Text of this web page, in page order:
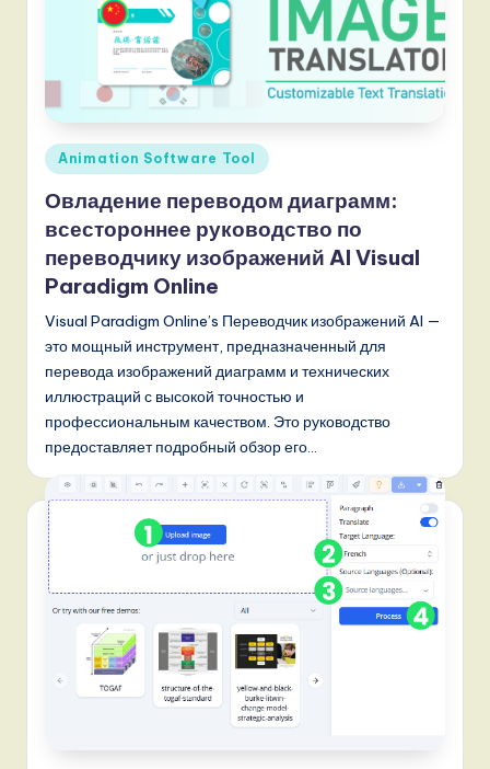
Опубликовано
Animation Software Tool
Овладение переводом диаграмм:
всестороннее руководство по
переводчику изображений AI Visual
Paradigm Online
Visual Paradigm Online’s Переводчик изображений AI —
это мощный инструмент, предназначенный для
перевода изображений диаграмм и технических
иллюстраций с высокой точностью и
профессиональным качеством. Это руководство
предоставляет подробный обзор его…